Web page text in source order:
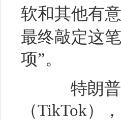
软和其他有
最终敲定这
项”。
特朗普
（TikTok）